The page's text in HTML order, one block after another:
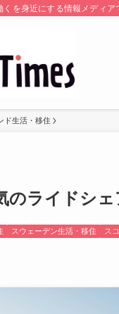
を身近にする情報メディ
ド生活・移住
のライドシ
スウェーデン生活・移住 ス